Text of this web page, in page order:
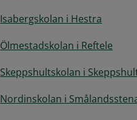
Isabergskolan i Hestra
Ölmestadskolan i Reftele
Skeppshultskolan i
Nordinskolan i